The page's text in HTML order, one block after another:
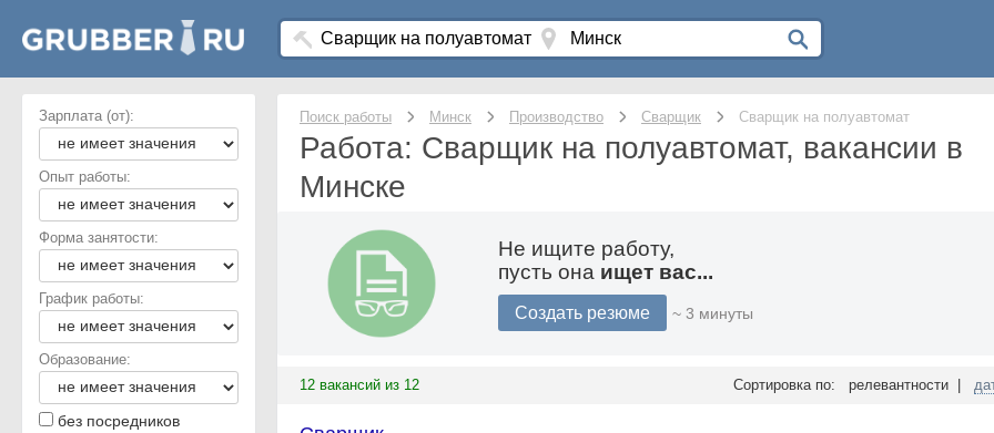
Поиск работы Минск Производство Сварщик Сварщик на полуавтомат
Работа: Сварщик на полуавтомат, вакансии в
Минске
Не ищите работу,
пусть она ищет вас...
Создать резюме ~ 3 минуты
12 вакансий из 12 Сортировка по: релевантности |
Зарплата (от):
Опыт работы:
Форма занятости:
График работы:
Образование:
без посредников